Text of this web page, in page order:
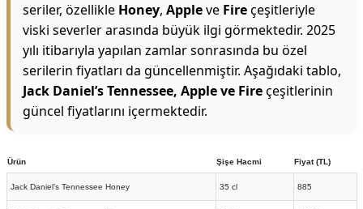
seriler, özellikle Honey, Appleve Fireçeşitleriyle
viski severler arasında büyük ilgi görmektedir. 2025
yılı itibarıyla yapılan zamlar sonrasında bu özel
serilerin fiyatları da güncellenmiştir. Aşağıdaki tablo,
Jack Daniel’s Tennessee, Apple ve Fireçeşitlerinin
güncel fiyatlarını içermektedir.
Ürün Şişe Hacmi Fiyat (TL)
Jack Daniel’s Tennessee Honey 35 cl 885